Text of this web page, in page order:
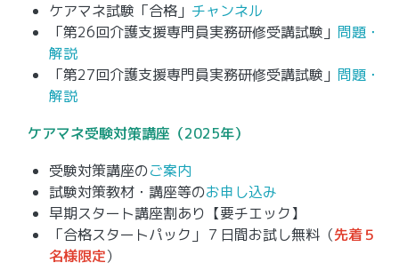
ケアマネ試験「合格」 チャンネル
「第26回介護支援専門員実務研修受講試験」 問題・
解説
「第27回介護支援専門員実務研修受講試験」 問題・
解説
ケアマネ受験対策講座（2025年）
受験対策講座のご案内
試験対策教材・講座等のお申し込み
早期スタート講座割あり【要チエック】
「合格スタートパック」７日間お試し無料（先着５
名様限定）